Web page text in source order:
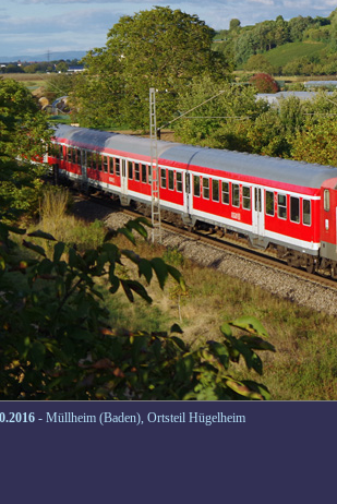
- Müllheim (Baden), Ortsteil Hügelheim